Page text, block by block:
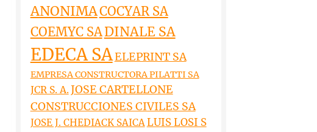
ANONIMACOCYAR SA
COEMYC SADINALE SA
EDECA SAELEPRINT SA
EMPRESA CONSTRUCTORA PILATTI SA
JCR S. A.JOSE CARTELLONE
CONSTRUCCIONES CIVILES SA
JOSE J. CHEDIACK SAICALUIS LOSI S